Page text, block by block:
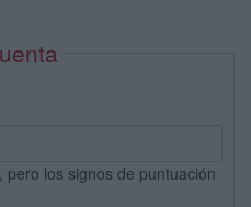
los signos de puntuación